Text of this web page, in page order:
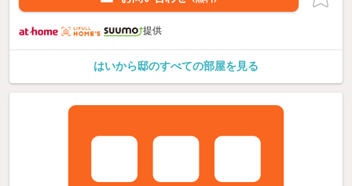
提供
はいから邸のすべての部屋を見る